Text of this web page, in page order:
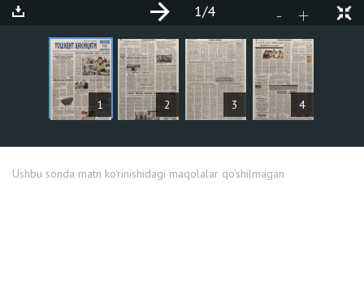
1 2 3 4
- +
1/4
MAQOLALAR
Ushbu sonda matn ko'rinishidagi maqolalar qo'shilmagan